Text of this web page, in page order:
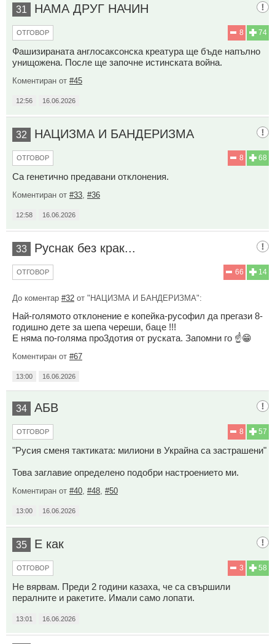
31 НАМА ДРУГ НАЧИН
74
8
ОТГОВОР
Фашизираната англосаксонска креатура ще бъде напълно
унищожена. После ще започне истинската война.
Коментиран от #45
12:56 16.06.2026
32 НАЦИЗМА И БАНДЕРИЗМА
68
8
ОТГОВОР
Са генетично предавани отклонения.
Коментиран от #33 #36
12:58 16.06.2026
33 Руснак без крак...
14
66
ОТГОВОР
До коментар #32 от "НАЦИЗМА И БАНДЕРИЗМА":
Най-голямото отклонение е копейка-русофил да прегази 8-
годишно дете за шепа череши, баце !!!
Е няма по-голяма про3дотия от руската. Запомни го ☝️😁
Коментиран от #67
13:00 16.06.2026
34 АБВ
57
8
ОТГОВОР
"Русия сменя тактиката: милиони в Украйна са застрашени"
Това заглавие определено подобри настроението ми.
Коментиран от #40 #48 #50
13:00 16.06.2026
35 Е как
58
3
ОТГОВОР
Не вярвам. Преди 2 години казаха, че са свършили
пералните и ракетите. Имали само лопати.
13:01 16.06.2026